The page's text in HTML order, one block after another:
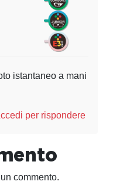
istantaneo a mani
per rispondere
commento.